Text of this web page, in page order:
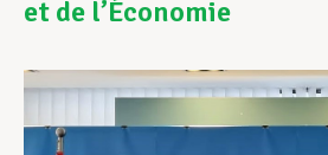
Assistance en vie privée
et de l’Économie